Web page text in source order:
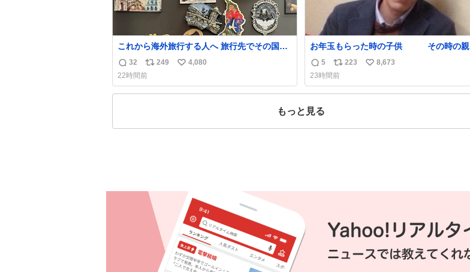
これから海外旅行する人へ 旅行先でその国や
都市を象徴する マグネットを買って欲しい。
僕は交換留学してた1年間で20カ国回ったけ
ど、旅行先で必ずマグネットを買い、今は家
の冷蔵庫に貼ってる。 交換留学が終わって1
返
信
数
32
リ
ポ
ス
249
い
ね
4,080
22時間前
お年玉もらった時の子供 その時の親
返
信
数
5
リ
ポ
ス
223
い
ね
8,673
23時間前
もっと見る